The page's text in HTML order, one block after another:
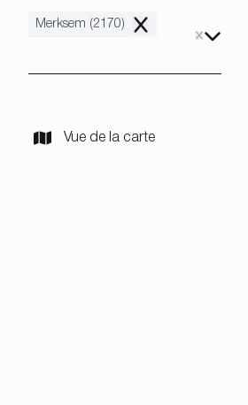
Merksem (2170)
Remove
Vue de la carte